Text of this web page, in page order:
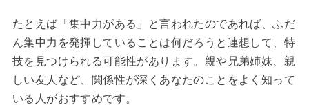
たとえば「集中力がある」と言われたのであれば、ふだ
ん集中力を発揮していることは何だろうと連想して、特
技を見つけられる可能性があります。親や兄弟姉妹、親
しい友人など、関係性が深くあなたのことをよく知って
いる人がおすすめです。